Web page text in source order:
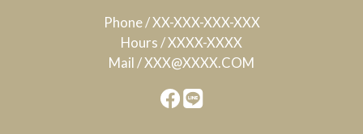
Phone / XX-XXX-XXX-XXX
Hours / XXXX-XXXX
Mail / XXX@XXXX.COM